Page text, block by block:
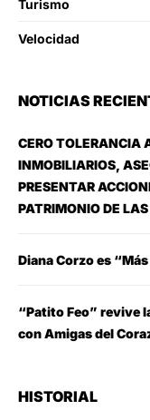
Turismo
Velocidad
NOTICIAS
CERO TOLERANCIA
INMOBILIARIOS,
PRESENTAR
PATRIMONIO DE
Diana Corzo es
“Patito Feo” revive
con Amigas del
HISTORIAL